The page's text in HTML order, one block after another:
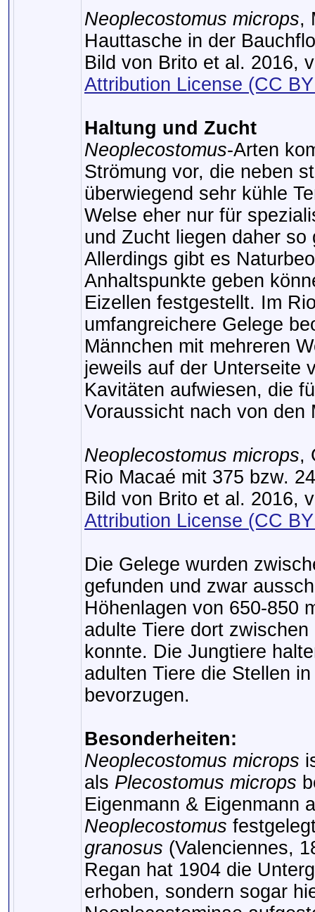
Neoplecostomus microps,
Hauttasche in der
Bild von Brito et al. 2016,
Attribution License (CC
Haltung und Zucht
Neoplecostomus-Arten
Strömung vor, die neben
überwiegend sehr kühle
Welse eher nur für
und Zucht liegen daher
Allerdings gibt es
Anhaltspunkte geben
Eizellen festgestellt. Im
umfangreichere Gelege
Männchen mit mehreren
jeweils auf der Unterseite
Kavitäten aufwiesen, die
Voraussicht nach von den
Neoplecostomus microps,
Rio Macaé mit 375 bzw.
Bild von Brito et al. 2016,
Attribution License (CC
Die Gelege wurden
gefunden und zwar
Höhenlagen von 650-850
adulte Tiere dort
konnte. Die Jungtiere
adulten Tiere die Stellen
bevorzugen.
Besonderheiten:
Neoplecostomus microps
als Plecostomus microps
Eigenmann & Eigenmann
Neoplecostomus
granosus (Valenciennes,
Regan hat 1904 die
erhoben, sondern sogar